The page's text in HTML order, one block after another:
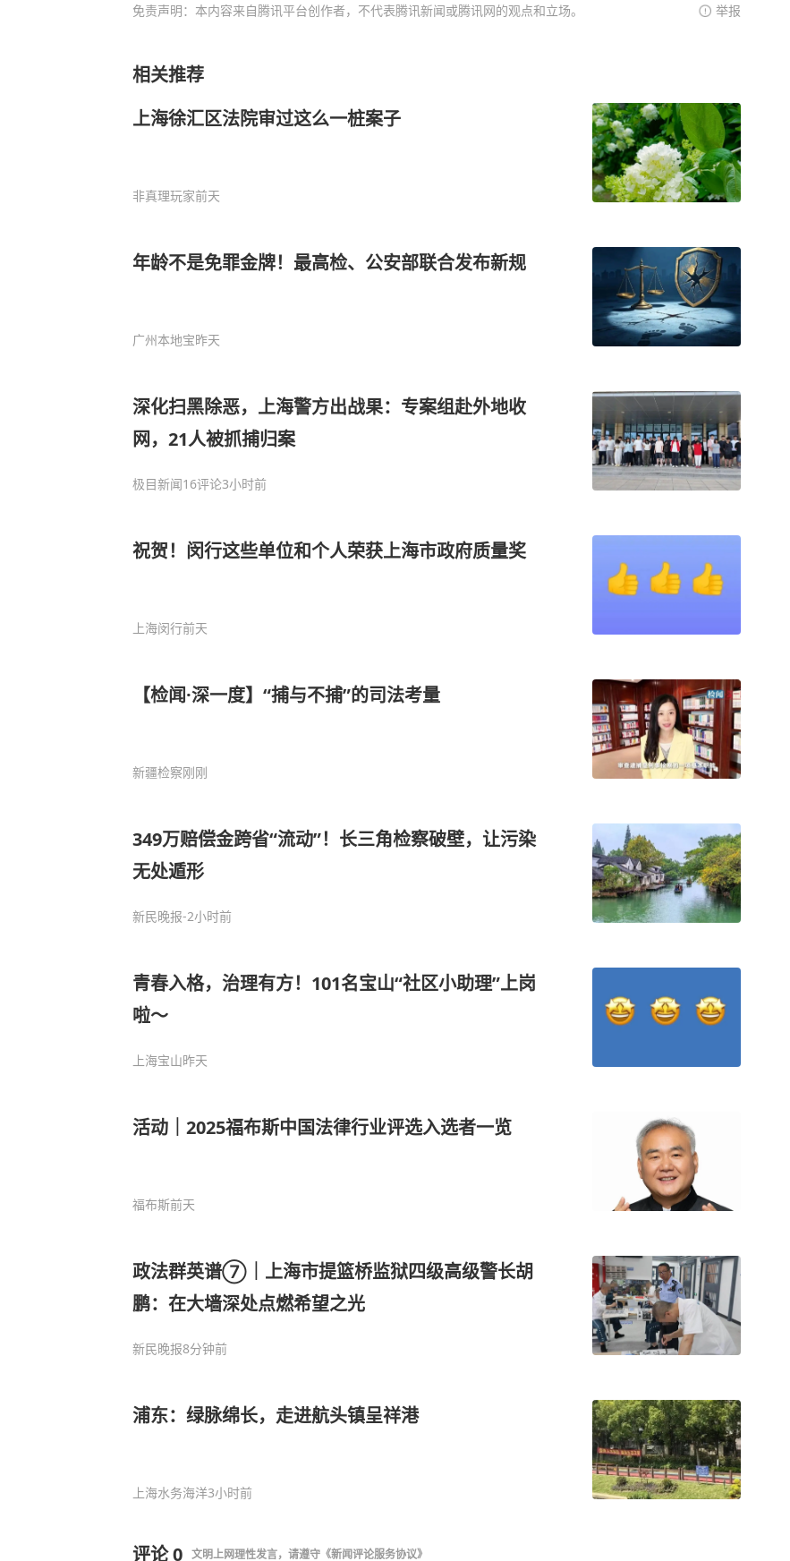
免责声明：本内容来自腾讯平台创作者，不代表腾讯新闻或腾讯网的观点和立场。 举报
相关推荐
上海徐汇区法院审过这么一桩案子
非真理玩家前天
年龄不是免罪金牌！最高检、公安部联合发布新规
广州本地宝昨天
深化扫黑除恶，上海警方出战果：专案组赴外地收
网，21人被抓捕归案
极目新闻16评论3小时前
祝贺！闵行这些单位和个人荣获上海市政府质量奖
上海闵行前天
【检闻·深一度】“捕与不捕”的司法考量
新疆检察刚刚
349万赔偿金跨省“流动”！长三角检察破壁，让污染
无处遁形
新民晚报-2小时前
青春入格，治理有方！101名宝山“社区小助理”上岗
啦～
上海宝山昨天
活动｜2025福布斯中国法律行业评选入选者一览
福布斯前天
政法群英谱⑦｜上海市提篮桥监狱四级高级警长胡
鹏：在大墙深处点燃希望之光
新民晚报8分钟前
浦东：绿脉绵长，走进航头镇呈祥港
上海水务海洋3小时前
评论0 文明上网理性发言，请遵守 《新闻评论服务协议》